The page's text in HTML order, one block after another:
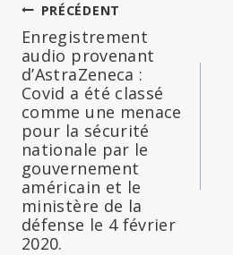
Navigation
de
l’article
PRÉCÉDENT
Enregistrement
audio provenant
d’AstraZeneca :
Covid a été classé
comme une menace
pour la sécurité
nationale par le
gouvernement
américain et le
ministère de la
défense le 4 février
2020.